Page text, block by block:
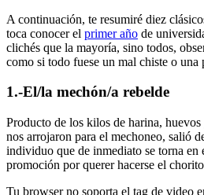
A continuación, te resumiré diez
toca conocer el primer año de
clichés que la mayoría, sino todos,
como si todo fuese un mal chiste o una
1.-El/la mechón/a rebelde
Producto de los kilos de harina,
nos arrojaron para el mechoneo, salió
individuo que de inmediato se torna en
promoción por querer hacerse el
Tu browser no soporta el tag de video